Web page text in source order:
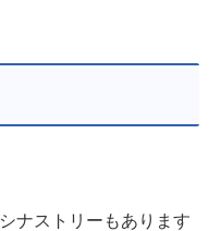
ナストリーもあります